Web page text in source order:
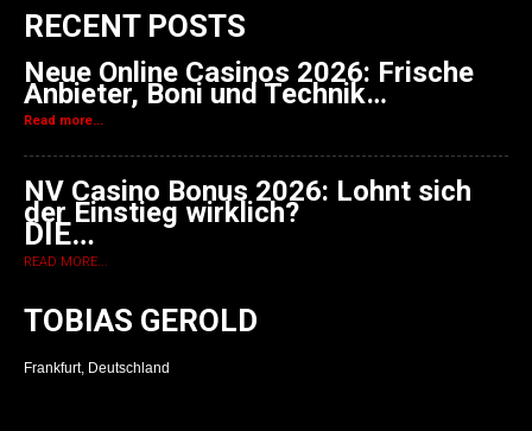
RECENT POSTS
Neue Online Casinos 2026: Frische
Anbieter, Boni und Technik…
Read more...
NV Casino Bonus 2026: Lohnt sich
der Einstieg wirklich?
DIE…
READ MORE...
TOBIAS GEROLD
Frankfurt, Deutschland